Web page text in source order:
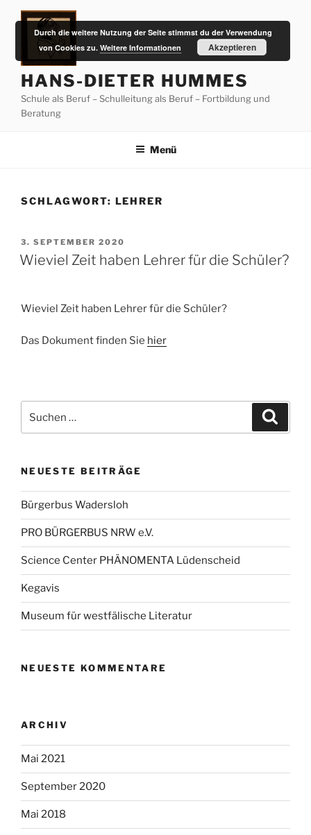
Zum
Inhalt
springen
HANS-DIETER HUMMES
Schule als Beruf – Schulleitung als Beruf – Fortbildung und
Beratung
Menü
SCHLAGWORT: LEHRER
VERÖFFENTLICHT
AM
3. SEPTEMBER 2020
Wieviel Zeit haben Lehrer für die Schüler?
Wieviel Zeit haben Lehrer für die Schüler?
Das Dokument finden Sie hier
nach:
NEUESTE BEITRÄGE
Bürgerbus Wadersloh
PRO BÜRGERBUS NRW e.V.
Science Center PHÄNOMENTA Lüdenscheid
Kegavis
Museum für westfälische Literatur
NEUESTE KOMMENTARE
ARCHIV
Mai 2021
September 2020
Mai 2018
Durch die weitere Nutzung der Seite stimmst du der Verwendung
von Cookies zu.Weitere Informationen Akzeptieren